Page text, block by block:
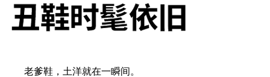
老爹鞋，土洋就在一瞬间。